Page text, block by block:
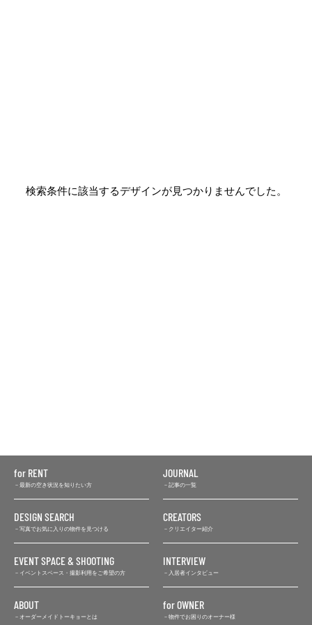
検索条件に該当するデザインが見つかりませんでした。
for RENT
最新の空き状況を知りたい方
JOURNAL
記事の一覧
DESIGN SEARCH
写真でお気に入りの物件を見つける
CREATORS
クリエイター紹介
EVENT SPACE & SHOOTING
イベントスペース・撮影利用をご希望の方
INTERVIEW
入居者インタビュー
ABOUT
オーダーメイドトーキョーとは
for OWNER
物件でお困りのオーナー様